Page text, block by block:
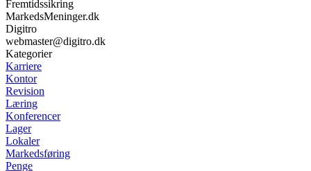
Fremtidssikring
MarkedsMeninger.dk
Digitro
webmaster@digitro.dk
Kategorier
Karriere
Kontor
Revision
Læring
Konferencer
Lager
Lokaler
Markedsføring
Penge